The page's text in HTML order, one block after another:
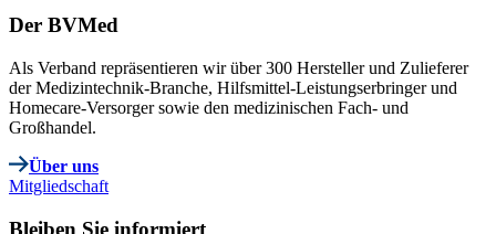
Der BVMed
Als Verband repräsentieren wir über 300 Hersteller und Zulieferer
der Medizintechnik-Branche, Hilfsmittel-Leistungserbringer und
Homecare-Versorger sowie den medizinischen Fach- und
Großhandel.
Über uns
Mitgliedschaft
Bleiben Sie informiert